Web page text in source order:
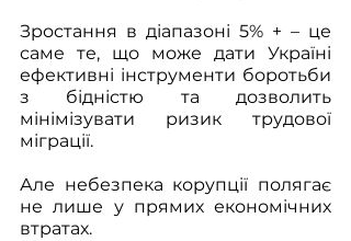
Зростання в діапазоні 5% + – це
саме те, що може дати Україні
ефективні інструменти боротьби
з бідністю та дозволить
мінімізувати ризик трудової
міграції.
Але небезпека корупції полягає
не лише у прямих економічних
втратах.